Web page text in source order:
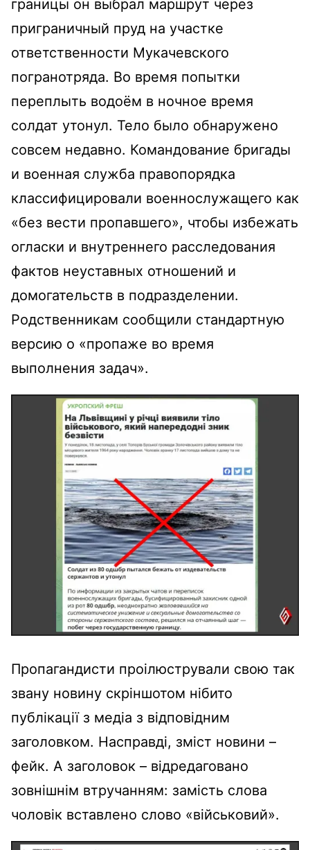
границы он выбрал маршрут через
приграничный пруд на участке
ответственности Мукачевского
погранотряда. Во время попытки
переплыть водоём в ночное время
солдат утонул. Тело было обнаружено
совсем недавно. Командование бригады
и военная служба правопорядка
классифицировали военнослужащего как
«без вести пропавшего», чтобы избежать
огласки и внутреннего расследования
фактов неуставных отношений и
домогательств в подразделении.
Родственникам сообщили стандартную
версию о «пропаже во время
выполнения задач».
Пропагандисти проілюстрували свою так
звану новину скріншотом нібито
публікації з медіа з відповідним
заголовком. Насправді, зміст новини –
фейк. А заголовок – відредаговано
зовнішнім втручанням: замість слова
чоловік вставлено слово «військовий».